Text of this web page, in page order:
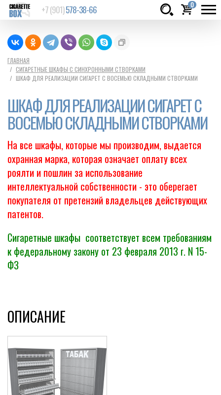
+7 (901)578-38-66 0
ГЛАВНАЯ
СИГАРЕТНЫЕ ШКАФЫ С СИНХРОННЫМИ СТВОРКАМИ
ШКАФ ДЛЯ РЕАЛИЗАЦИИ СИГАРЕТ С ВОСЕМЬЮ СКЛАДНЫМИ СТВОРКАМИ
ШКАФ ДЛЯ РЕАЛИЗАЦИИ СИГАРЕТ С
ВОСЕМЬЮ СКЛАДНЫМИ СТВОРКАМИ
На все шкафы, которые мы производим, выдается
охранная марка, которая означает оплату всех
роялти и пошлин за использование
интеллектуальной собственности - это оберегает
покупателя от претензий владельцев действующих
патентов.
Сигаретные шкафы соответствует всем требованиям
к федеральному закону от 23 февраля 2013 г. N 15-
ФЗ
ОПИСАНИЕ